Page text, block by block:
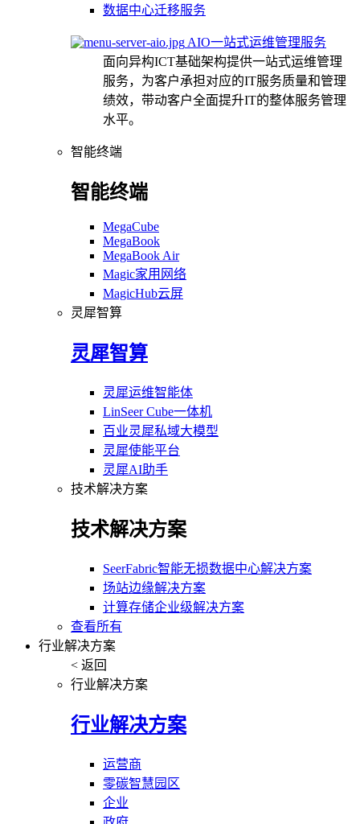
数据中心迁移服务
AIO一站式运维管理服务
面向异构ICT基础架构提供一站式运维管理
服务，为客户承担对应的IT服务质量和管理
绩效，带动客户全面提升IT的整体服务管理
水平。
智能终端
智能终端
MegaCube
MegaBook
MegaBook Air
Magic家用网络
MagicHub云屏
灵犀智算
灵犀智算
灵犀运维智能体
LinSeer Cube一体机
百业灵犀私域大模型
灵犀使能平台
灵犀AI助手
技术解决方案
技术解决方案
SeerFabric智能无损数据中心解决方案
场站边缘解决方案
计算存储企业级解决方案
查看所有
行业解决方案
< 返回
行业解决方案
行业解决方案
运营商
零碳智慧园区
企业